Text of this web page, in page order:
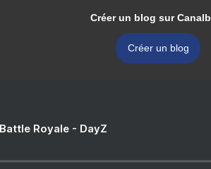
Créer un blog sur
Créer un blog
Royale - DayZ